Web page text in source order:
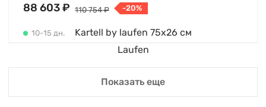
88 603 ₽ 110 754 ₽ -20%
10-15 дн.
Показать еще